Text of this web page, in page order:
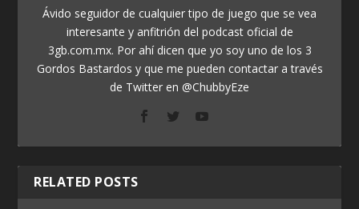
Ávido seguidor de cualquier tipo de juego que se vea
interesante y anfitrión del podcast oficial de
3gb.com.mx. Por ahí dicen que yo soy uno de los 3
Gordos Bastardos y que me pueden contactar a través
de Twitter en @ChubbyEze
RELATED POSTS